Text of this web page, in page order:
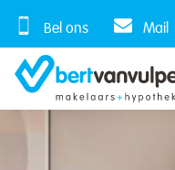
content
Bel ons Mail